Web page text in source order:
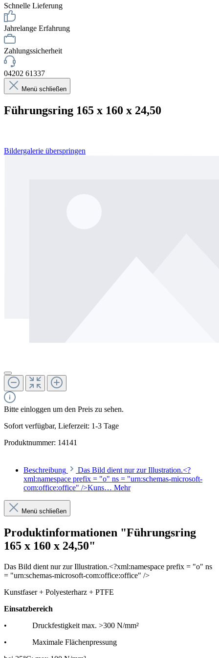
Schnelle Lieferung
Jahrelange Erfahrung
Zahlungssicherheit
04202 61337
Menü schließen
Führungsring 165 x 160 x 24,50
Bildergalerie überspringen
Bitte einloggen um den Preis zu sehen.
Sofort verfügbar, Lieferzeit: 1-3 Tage
Produktnummer: 14141
Beschreibung
Das Bild dient nur zur Illustration.<?
xml:namespace prefix = "o" ns = "urn:schemas-microsoft-
com:office:office" />Kuns… Mehr
Menü schließen
Produktinformationen "Führungsring
165 x 160 x 24,50"
Das Bild dient nur zur Illustration.<?xml:namespace prefix = "o" ns
= "urn:schemas-microsoft-com:office:office" />
Kunstfaser + Polyesterharz + PTFE
Einsatzbereich
•
Druckfestigkeit max. >300 N/mm²
•
Maximale Flächenpressung